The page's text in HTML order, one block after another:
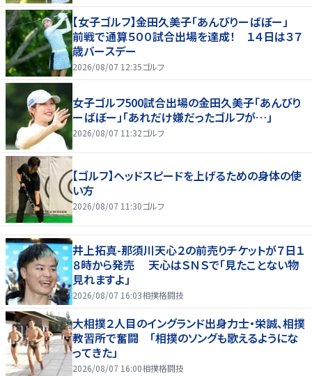
【女子ゴルフ】金田久美子「あんびりーばぼー」
前戦で通算５００試合出場を達成！ １４日は３７
歳バースデー
2026/08/07 12:35ゴルフ
女子ゴルフ500試合出場の金田久美子「あんびり
ーばぼー」「あれだけ嫌だったゴルフが…」
2026/08/07 11:32ゴルフ
【ゴルフ】ヘッドスピードを上げるための身体の使
い方
2026/08/07 11:30ゴルフ
井上拓真-那須川天心２の前売りチケットが７日１
８時から発売 天心はＳＮＳで「見たことない物
見れますよ」
2026/08/07 16:03相撲格闘技
大相撲２人目のイングランド出身力士・栄誠、相撲
教習所で奮闘 「相撲のソングも歌えるようにな
ってきた」
2026/08/07 16:00相撲格闘技